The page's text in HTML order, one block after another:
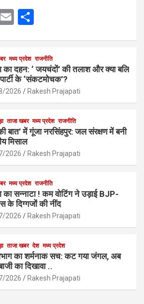
E
e
मध्य प्रदेश राजनीति
का दहन: ‘ जयचंदों’ की तलाश और क्या बलि
के ‘संकटमोचक’?
2026 Rakesh Prajapati
ताजा खबर मध्य प्रदेश राजनीति
बात’ में गूंजा नरसिंहपुर: जल संरक्षण में बनी
मिसाल
2026 Rakesh Prajapati
मध्य प्रदेश राजनीति
का सन्नाटा ! कम वोटिंग ने उड़ाई BJP-
के दिग्गजों की नींद
2026 Rakesh Prajapati
ताजा खबर देश मध्य प्रदेश
का शर्मनाक सच: कट गया जंगल, अब
का दिखावा ..
2026 Rakesh Prajapati